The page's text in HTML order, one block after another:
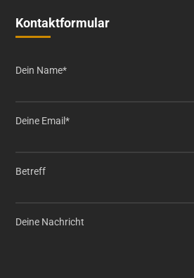
Kontaktformular
Dein Name*
Deine Email*
Betreff
Deine Nachricht